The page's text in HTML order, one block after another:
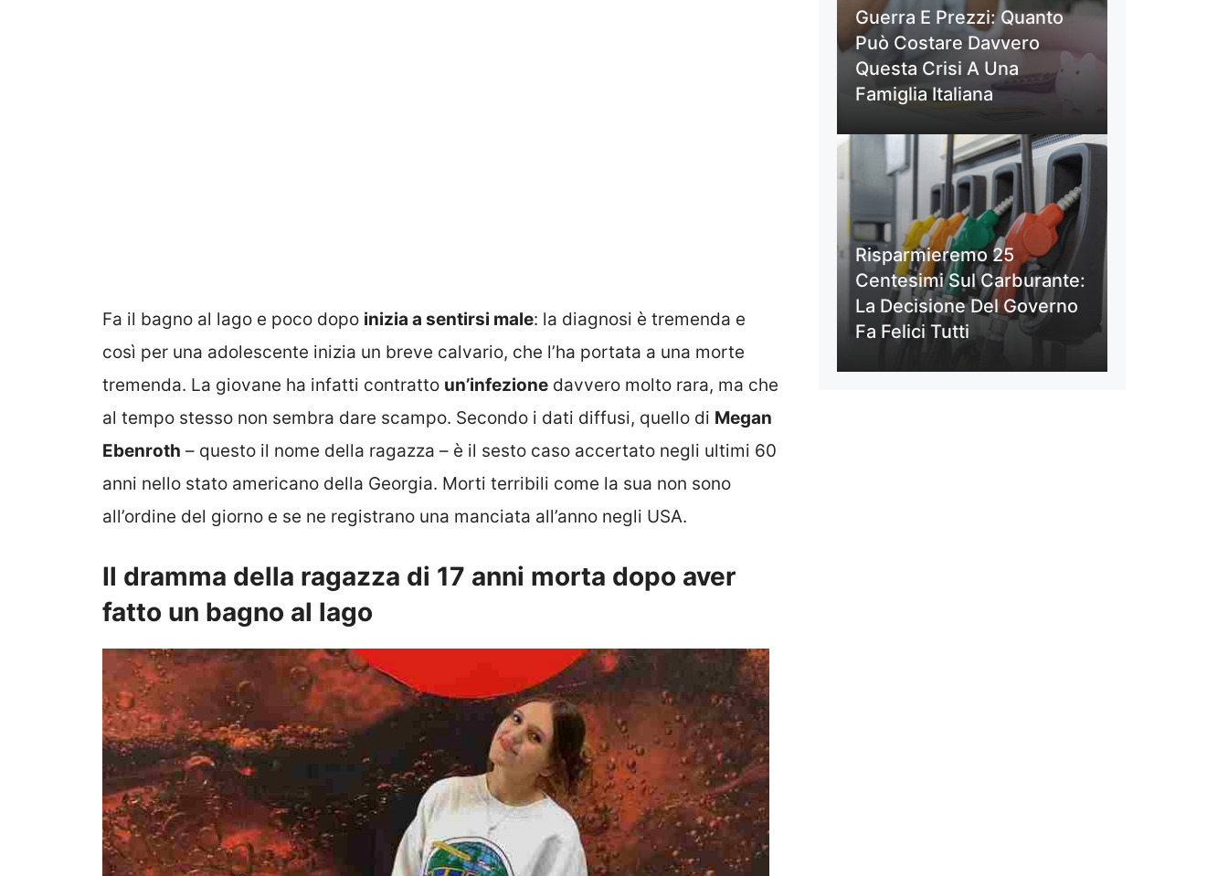
Fa il bagno al lago e poco dopo inizia a sentirsi male: la diagnosi è tremenda e
così per una adolescente inizia un breve calvario, che l’ha portata a una morte
tremenda. La giovane ha infatti contratto un’infezione davvero molto rara, ma che
al tempo stesso non sembra dare scampo. Secondo i dati diffusi, quello di Megan
Ebenroth – questo il nome della ragazza – è il sesto caso accertato negli ultimi 60
anni nello stato americano della Georgia. Morti terribili come la sua non sono
all’ordine del giorno e se ne registrano una manciata all’anno negli USA.
Il dramma della ragazza di 17 anni morta dopo aver
fatto un bagno al lago
Guerra E Prezzi: Quanto
Può Costare Davvero
Questa Crisi A Una
Famiglia Italiana
Risparmieremo 25
Centesimi Sul Carburante:
La Decisione Del Governo
Fa Felici Tutti